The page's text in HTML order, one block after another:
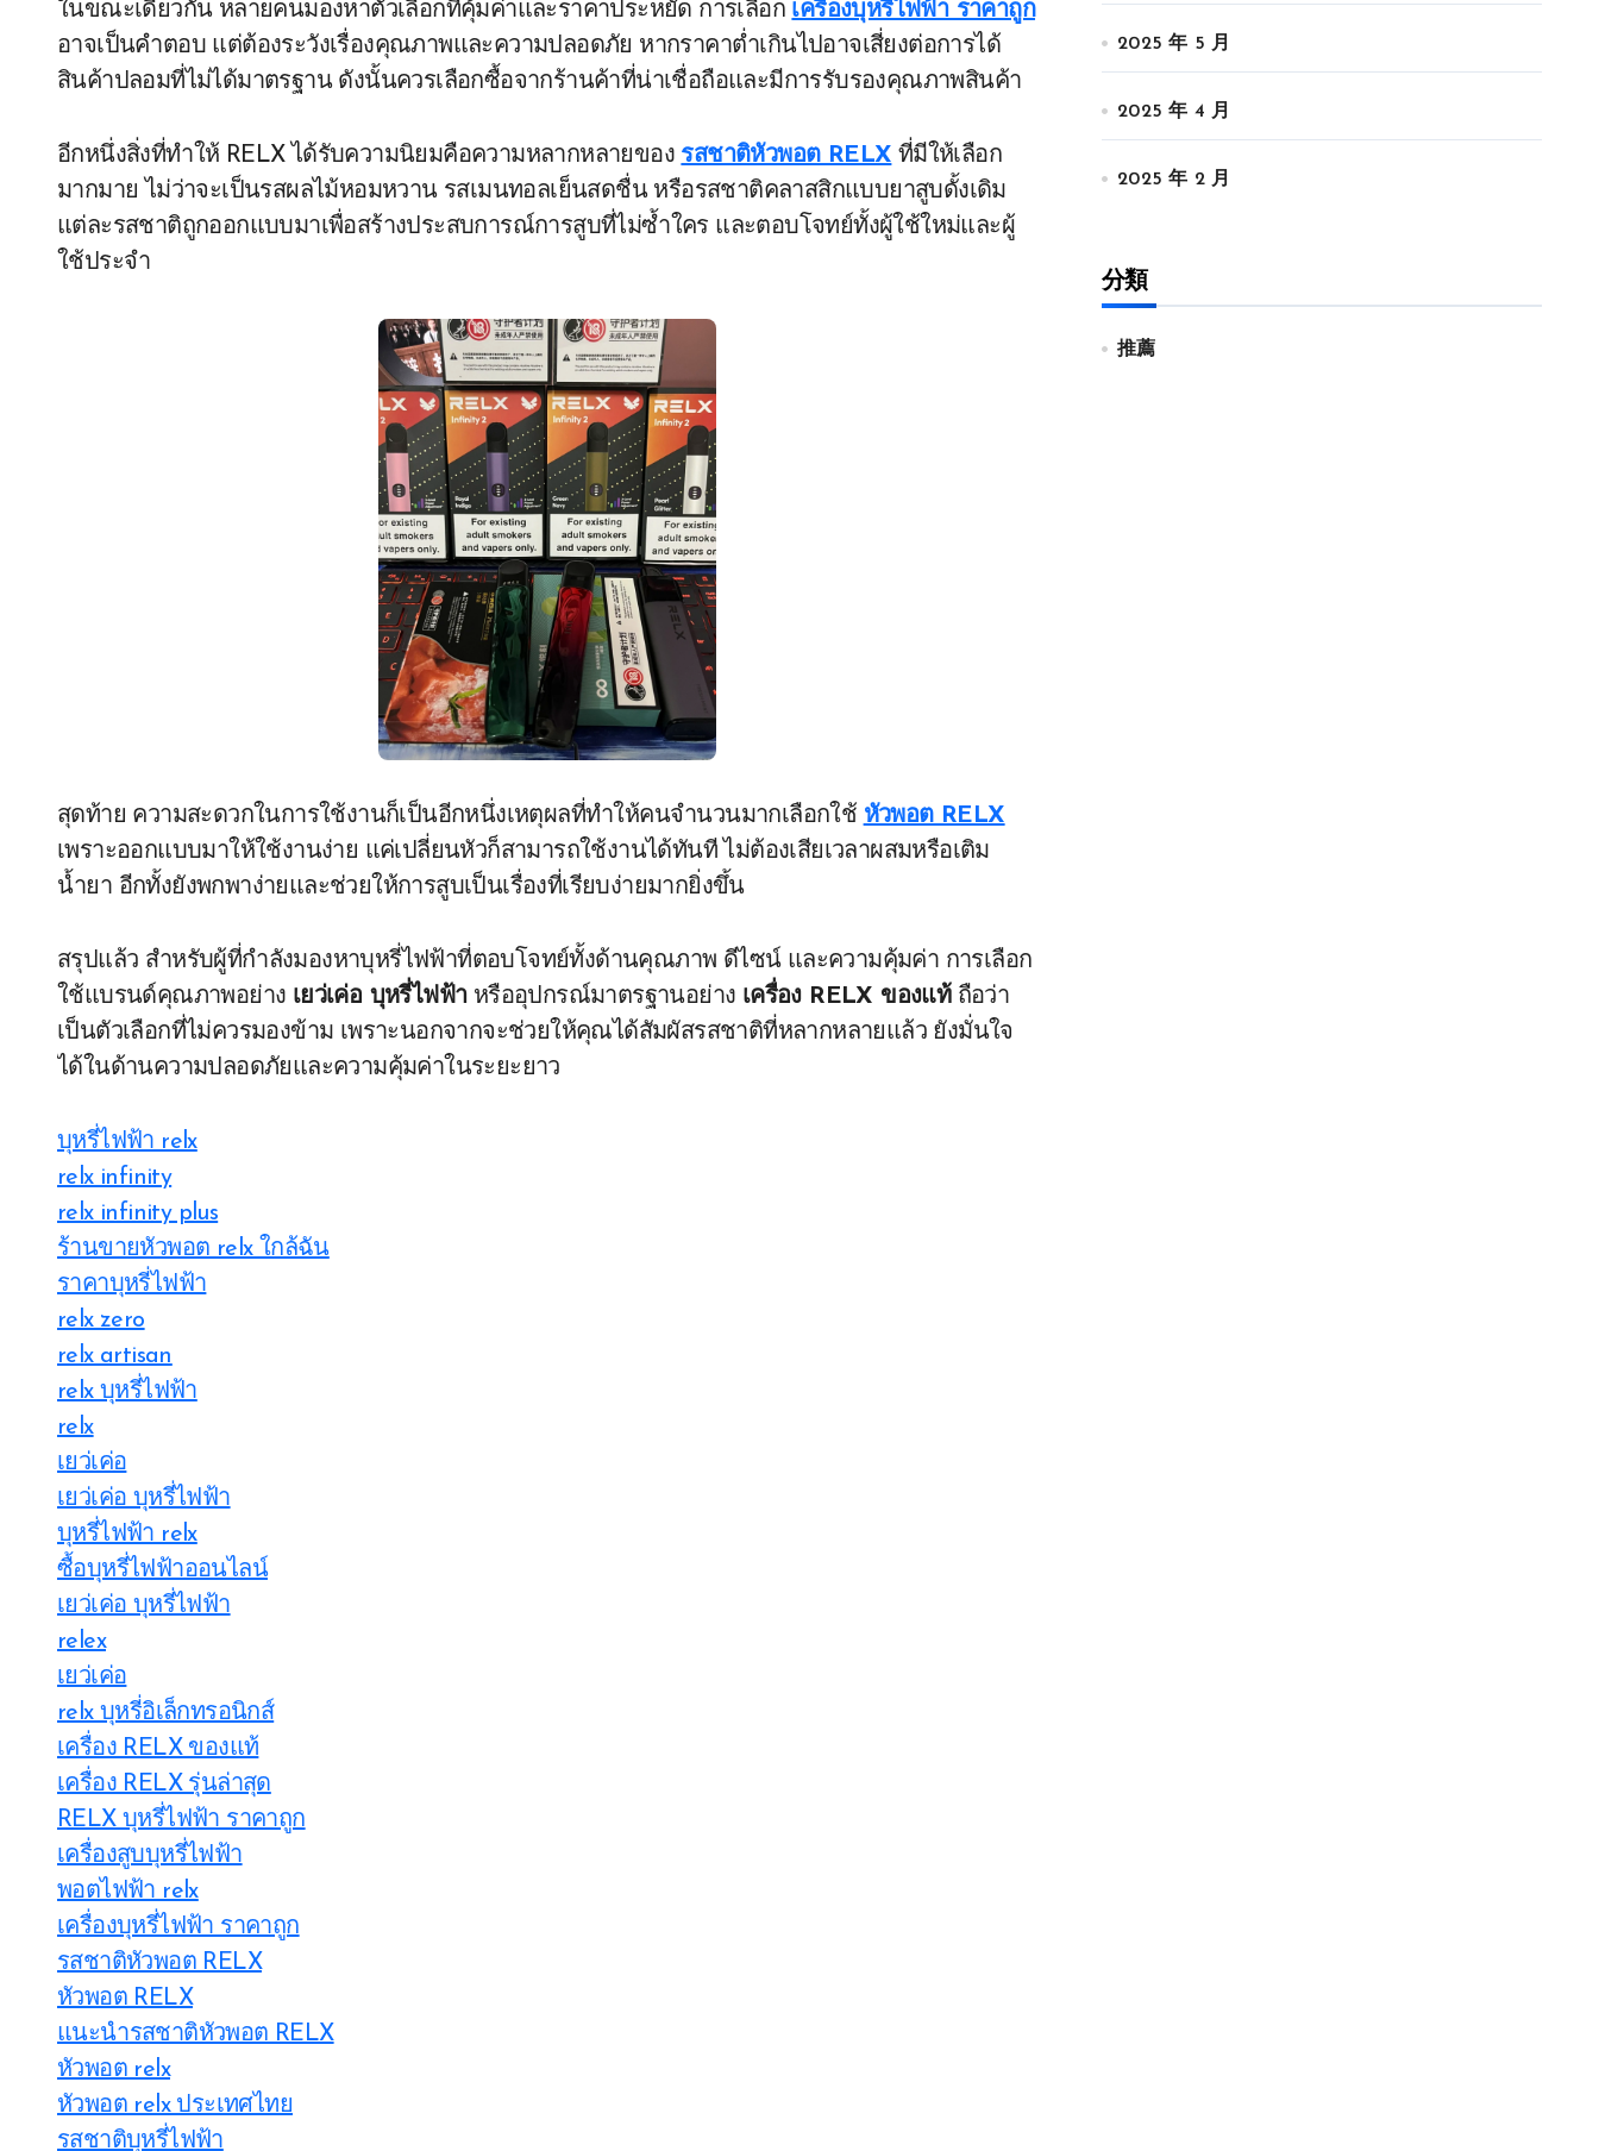
ในขณะเดียวกัน หลายคนมองหาตัวเลือกที่คุ้มค่าและราคาประหยัด การเลือก เครื่องบุหรี่ไฟฟ้า ราคาถูก
อาจเป็นคำตอบ แต่ต้องระวังเรื่องคุณภาพและความปลอดภัย หากราคาต่ำเกินไปอาจเสี่ยงต่อการได้
สินค้าปลอมที่ไม่ได้มาตรฐาน ดังนั้นควรเลือกซื้อจากร้านค้าที่น่าเชื่อถือและมีการรับรองคุณภาพสินค้า
อีกหนึ่งสิ่งที่ทำให้ RELX ได้รับความนิยมคือความหลากหลายของ รสชาติหัวพอต RELX ที่มีให้เลือก
มากมาย ไม่ว่าจะเป็นรสผลไม้หอมหวาน รสเมนทอลเย็นสดชื่น หรือรสชาติคลาสสิกแบบยาสูบดั้งเดิม
แต่ละรสชาติถูกออกแบบมาเพื่อสร้างประสบการณ์การสูบที่ไม่ซ้ำใคร และตอบโจทย์ทั้งผู้ใช้ใหม่และผู้
ใช้ประจำ
สุดท้าย ความสะดวกในการใช้งานก็เป็นอีกหนึ่งเหตุผลที่ทำให้คนจำนวนมากเลือกใช้ หัวพอต RELX
เพราะออกแบบมาให้ใช้งานง่าย แค่เปลี่ยนหัวก็สามารถใช้งานได้ทันที ไม่ต้องเสียเวลาผสมหรือเติม
น้ำยา อีกทั้งยังพกพาง่ายและช่วยให้การสูบเป็นเรื่องที่เรียบง่ายมากยิ่งขึ้น
สรุปแล้ว สำหรับผู้ที่กำลังมองหาบุหรี่ไฟฟ้าที่ตอบโจทย์ทั้งด้านคุณภาพ ดีไซน์ และความคุ้มค่า การเลือก
ใช้แบรนด์คุณภาพอย่าง เยว่เค่อ บุหรี่ไฟฟ้าหรืออุปกรณ์มาตรฐานอย่าง เครื่อง RELX ของแท้ถือว่า
เป็นตัวเลือกที่ไม่ควรมองข้าม เพราะนอกจากจะช่วยให้คุณได้สัมผัสรสชาติที่หลากหลายแล้ว ยังมั่นใจ
ได้ในด้านความปลอดภัยและความคุ้มค่าในระยะยาว
บุหรี่ไฟฟ้า relx
relx infinity
relx infinity plus
ร้านขายหัวพอต relx ใกล้ฉัน
ราคาบุหรี่ไฟฟ้า
relx zero
relx artisan
relx บุหรี่ไฟฟ้า
relx
เยว่เค่อ
เยว่เค่อ บุหรี่ไฟฟ้า
บุหรี่ไฟฟ้า relx
ซื้อบุหรี่ไฟฟ้าออนไลน์
เยว่เค่อ บุหรี่ไฟฟ้า
relex
เยว่เค่อ
relx บุหรี่อิเล็กทรอนิกส์
เครื่อง RELX ของแท้
เครื่อง RELX รุ่นล่าสุด
RELX บุหรี่ไฟฟ้า ราคาถูก
เครื่องสูบบุหรี่ไฟฟ้า
พอตไฟฟ้า relx
เครื่องบุหรี่ไฟฟ้า ราคาถูก
รสชาติหัวพอต RELX
หัวพอต RELX
แนะนำรสชาติหัวพอต RELX
หัวพอต relx
หัวพอต relx ประเทศไทย
รสชาติบุหรี่ไฟฟ้า
2025 年 5 月
2025 年 4 月
2025 年 2 月
分類
推薦